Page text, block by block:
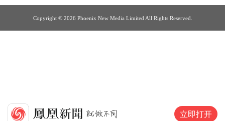
Copyright © 2026 Phoenix New Media Limited All Rights Reserved.
立即打开